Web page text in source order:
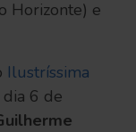
Horizonte) e
Ilustríssima
dia 6 de